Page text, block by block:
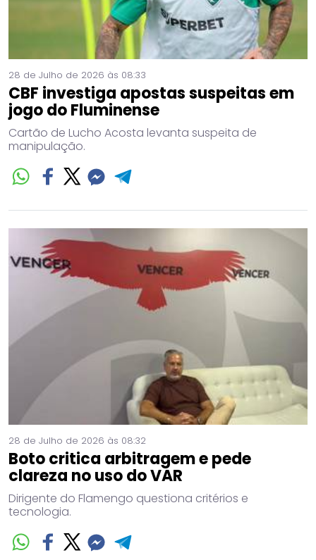
28 de Julho de 2026 às 08:33
CBF investiga apostas suspeitas em
jogo do Fluminense
Cartão de Lucho Acosta levanta suspeita de
manipulação.
28 de Julho de 2026 às 08:32
Boto critica arbitragem e pede
clareza no uso do VAR
Dirigente do Flamengo questiona critérios e
tecnologia.